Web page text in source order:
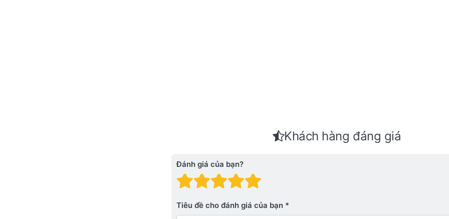
Khách hàng đáng giá
Đánh giá của bạn?
Đánh giá: 4 trên 5 sao.
Đánh giá: 3 trên 5 sao.
Đánh giá: 2 trên 5 sao.
Đánh giá: 1 trên 5 sao. Xấu
Tiêu đề cho đánh giá của bạn